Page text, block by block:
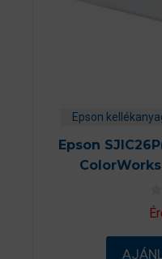
Epson
Epson
0
a
-